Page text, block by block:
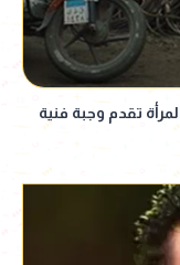
تقدم وجبة فنية